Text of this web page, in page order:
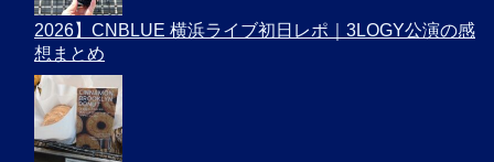
2026】CNBLUE 横浜ライブ初日レポ｜3LOGY公演の感
想まとめ